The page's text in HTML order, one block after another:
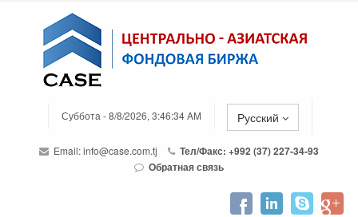
Суббота - 8/8/2026, 3:46:34 AM Русский
Email:info@case.com.tj
Тел/Факс: +992 (37) 227-34-93
Обратная связь